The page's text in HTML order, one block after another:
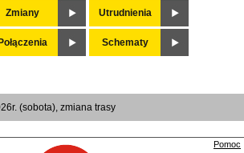
Zmiany Utrudnienia
Połączenia Schematy
(sobota), zmiana trasy
Pomoc